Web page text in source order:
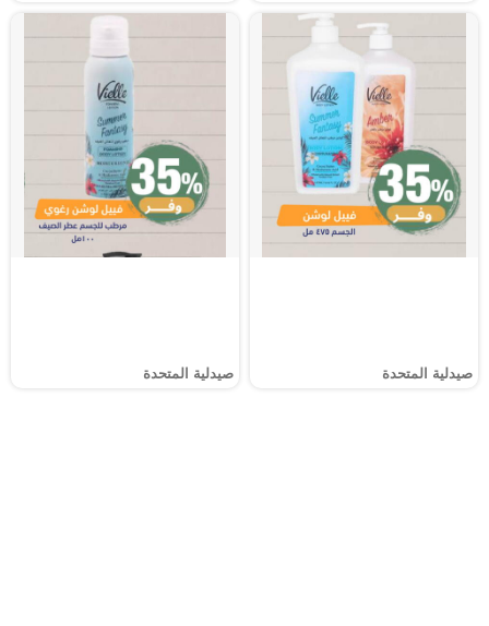
صيدلية المتحدة صيدلية المتحدة